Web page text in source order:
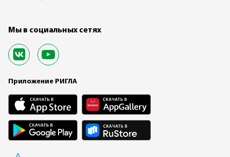
Мы в социальных сетях
Приложение РИГЛА